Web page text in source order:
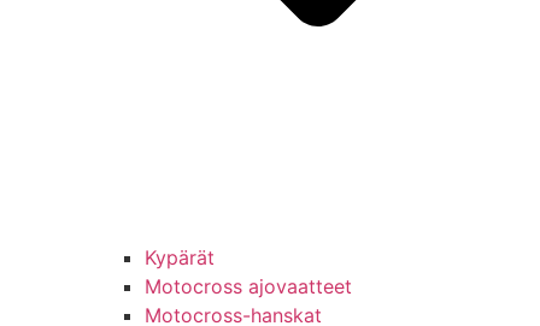
Kypärät
Motocross ajovaatteet
Motocross-hanskat